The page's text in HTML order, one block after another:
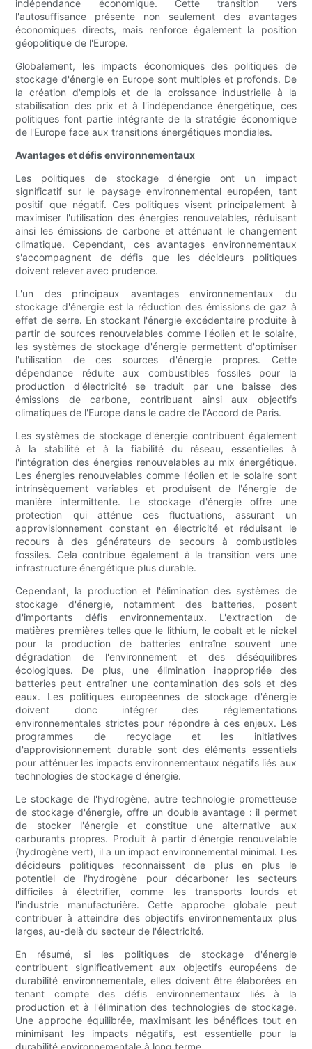
indépendance économique. Cette transition vers
l'autosuffisance présente non seulement des avantages
économiques directs, mais renforce également la position
géopolitique de l'Europe.
Globalement, les impacts économiques des politiques de
stockage d'énergie en Europe sont multiples et profonds. De
la création d'emplois et de la croissance industrielle à la
stabilisation des prix et à l'indépendance énergétique, ces
politiques font partie intégrante de la stratégie économique
de l'Europe face aux transitions énergétiques mondiales.
Avantages et défis environnementaux
Les politiques de stockage d'énergie ont un impact
significatif sur le paysage environnemental européen, tant
positif que négatif. Ces politiques visent principalement à
maximiser l'utilisation des énergies renouvelables, réduisant
ainsi les émissions de carbone et atténuant le changement
climatique. Cependant, ces avantages environnementaux
s'accompagnent de défis que les décideurs politiques
doivent relever avec prudence.
L'un des principaux avantages environnementaux du
stockage d'énergie est la réduction des émissions de gaz à
effet de serre. En stockant l'énergie excédentaire produite à
partir de sources renouvelables comme l'éolien et le solaire,
les systèmes de stockage d'énergie permettent d'optimiser
l'utilisation de ces sources d'énergie propres. Cette
dépendance réduite aux combustibles fossiles pour la
production d'électricité se traduit par une baisse des
émissions de carbone, contribuant ainsi aux objectifs
climatiques de l'Europe dans le cadre de l'Accord de Paris.
Les systèmes de stockage d'énergie contribuent également
à la stabilité et à la fiabilité du réseau, essentielles à
l'intégration des énergies renouvelables au mix énergétique.
Les énergies renouvelables comme l'éolien et le solaire sont
intrinsèquement variables et produisent de l'énergie de
manière intermittente. Le stockage d'énergie offre une
protection qui atténue ces fluctuations, assurant un
approvisionnement constant en électricité et réduisant le
recours à des générateurs de secours à combustibles
fossiles. Cela contribue également à la transition vers une
infrastructure énergétique plus durable.
Cependant, la production et l'élimination des systèmes de
stockage d'énergie, notamment des batteries, posent
d'importants défis environnementaux. L'extraction de
matières premières telles que le lithium, le cobalt et le nickel
pour la production de batteries entraîne souvent une
dégradation de l'environnement et des déséquilibres
écologiques. De plus, une élimination inappropriée des
batteries peut entraîner une contamination des sols et des
eaux. Les politiques européennes de stockage d'énergie
doivent donc intégrer des réglementations
environnementales strictes pour répondre à ces enjeux. Les
programmes de recyclage et les initiatives
d'approvisionnement durable sont des éléments essentiels
pour atténuer les impacts environnementaux négatifs liés aux
technologies de stockage d'énergie.
Le stockage de l'hydrogène, autre technologie prometteuse
de stockage d'énergie, offre un double avantage : il permet
de stocker l'énergie et constitue une alternative aux
carburants propres. Produit à partir d'énergie renouvelable
(hydrogène vert), il a un impact environnemental minimal. Les
décideurs politiques reconnaissent de plus en plus le
potentiel de l'hydrogène pour décarboner les secteurs
difficiles à électrifier, comme les transports lourds et
l'industrie manufacturière. Cette approche globale peut
contribuer à atteindre des objectifs environnementaux plus
larges, au-delà du secteur de l'électricité.
En résumé, si les politiques de stockage d'énergie
contribuent significativement aux objectifs européens de
durabilité environnementale, elles doivent être élaborées en
tenant compte des défis environnementaux liés à la
production et à l'élimination des technologies de stockage.
Une approche équilibrée, maximisant les bénéfices tout en
minimisant les impacts négatifs, est essentielle pour la
durabilité environnementale à long terme.